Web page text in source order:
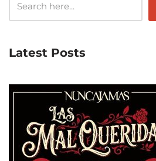
Latest Posts